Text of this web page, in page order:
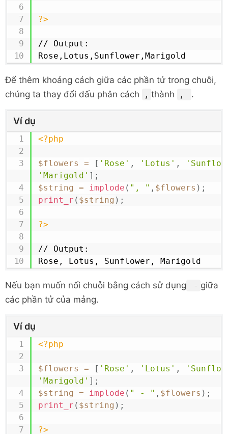
?>
// Output:
Rose,Lotus,Sunflower,Marigold
Để thêm khoảng cách giữa các phần tử trong chuỗi,
chúng ta thay đổi dấu phân cách
, thành , .
Ví dụ
<?php
$flowers = [ 'Rose' , 'Lotus' ,
'Marigold' ] ;
$string = implode ( ", " , $flowers ) ;
print_r ( $string ) ;
?>
// Output:
Rose, Lotus, Sunflower, Marigold
Nếu bạn muốn nối chuỗi bằng cách sử dụng - giữa
các phần tử của mảng.
Ví dụ
<?php
$flowers = [ 'Rose' , 'Lotus' ,
'Marigold' ] ;
$string = implode ( " - " , $flowers ) ;
print_r ( $string ) ;
?>